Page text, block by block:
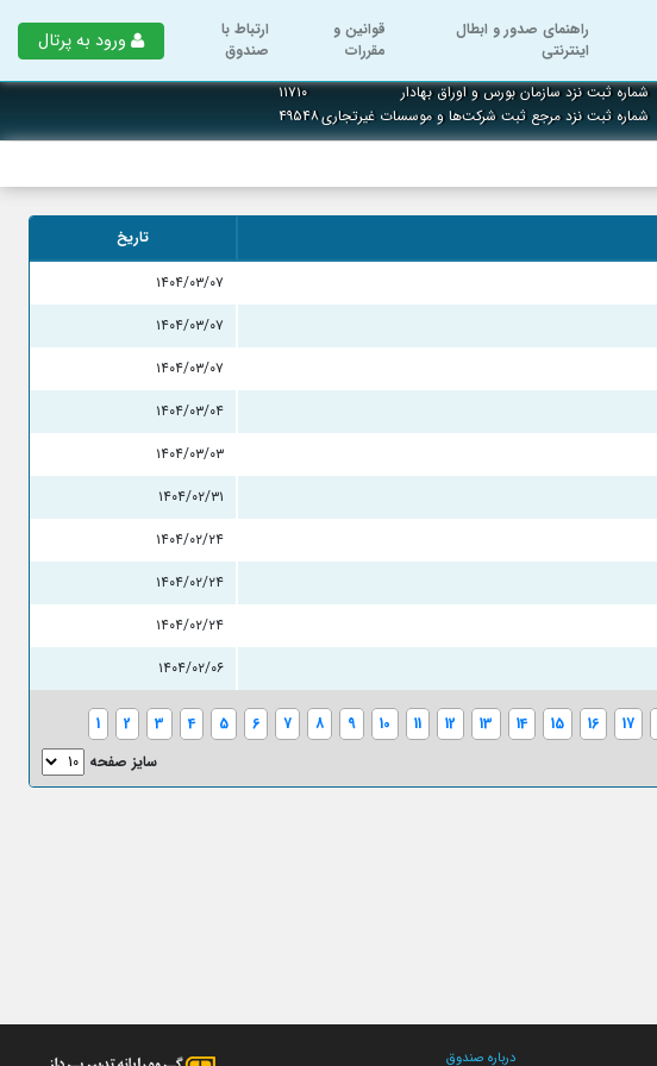
راهنمای صدور و ابطال
اینترنتی
قوانین و
مقررات
ارتباط با
صندوق
ورود به پرتال
شماره ثبت نزد سازمان بورس و اوراق بهادار
۱۱۷۱۰
شماره ثبت نزد مرجع ثبت شرکت‌ها و موسسات غیرتجاری۴۹۵۴۸
تاریخ
۱۴۰۴/۰۳/۰۷
۱۴۰۴/۰۳/۰۷
۱۴۰۴/۰۳/۰۷
۱۴۰۴/۰۳/۰۴
۱۴۰۴/۰۳/۰۳
۱۴۰۴/۰۲/۳۱
۱۴۰۴/۰۲/۲۴
۱۴۰۴/۰۲/۲۴
۱۴۰۴/۰۲/۲۴
۱۴۰۴/۰۲/۰۶
1 2 3 4 5 6 7 8 9 10 11 12 13 14 15 16 17
سایز صفحه
درباره صندوق